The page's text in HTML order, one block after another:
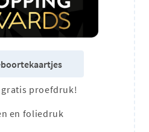
gratis proefdruk!
en foliedruk